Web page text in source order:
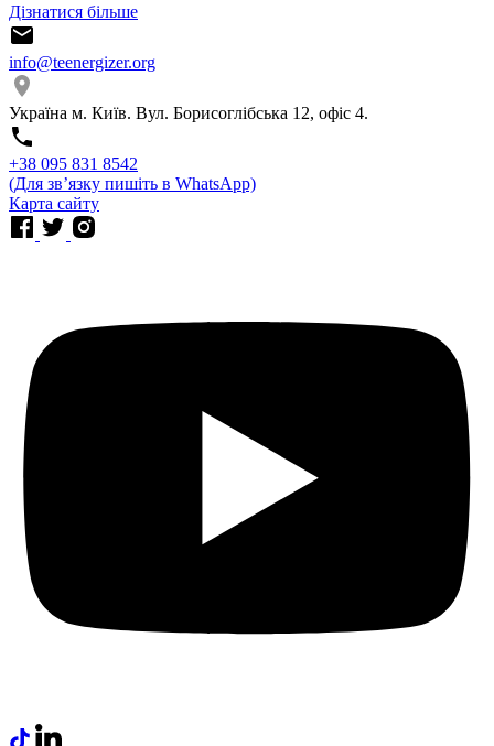
Дізнатися більше
info@teenergizer.org
Україна м. Київ. Вул. Борисоглібська 12, офіс 4.
⁨+38 095 831 8542⁩
(Для звʼязку пишіть в WhatsApp)
Карта сайту